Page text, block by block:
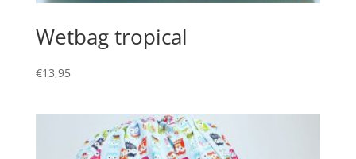
Wetbag tropical
€13,95